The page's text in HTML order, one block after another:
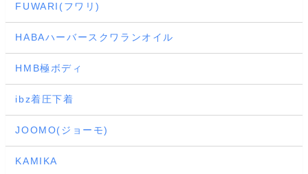
FUWARI(フワリ)
HABAハーバースクワランオイル
HMB極ボディ
ibz着圧下着
JOOMO(ジョーモ)
KAMIKA